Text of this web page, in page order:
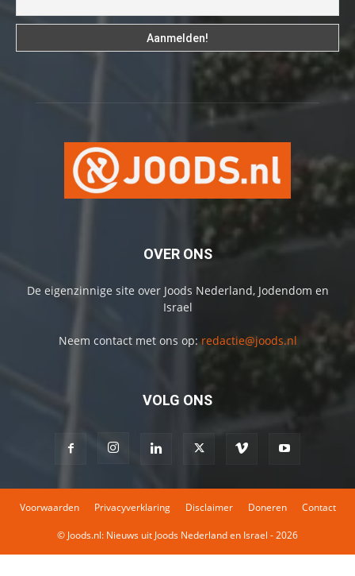
OVER ONS
De eigenzinnige site over Joods Nederland, Jodendom en
Israel
Neem contact met ons op: redactie@joods.nl
VOLG ONS
Voorwaarden Privacyverklaring Disclaimer Doneren Contact
© Joods.nl: Nieuws uit Joods Nederland en Israel - 2026